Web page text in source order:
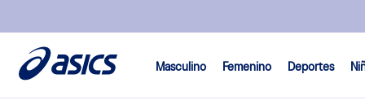
Masculino Femenino Deportes